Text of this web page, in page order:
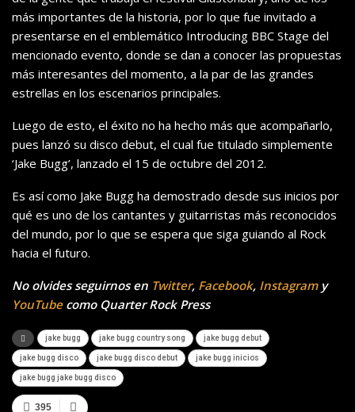
más importantes de la historia, por lo que fue invitado a
presentarse en el emblemático Introducing BBC Stage del
mencionado evento, donde se dan a conocer las propuestas
más interesantes del momento, a la par de las grandes
estrellas en los escenarios principales.
Luego de esto, el éxito no ha hecho más que acompañarlo,
pues lanzó su disco debut, el cual fue titulado simplemente
‘Jake Bugg’, lanzado el 15 de octubre del 2012.
Es así como Jake Bugg ha demostrado desde sus inicios por
qué es uno de los cantantes y guitarristas más reconocidos
del mundo, por lo que se espera que siga guiando al Rock
hacia el futuro.
No olvides seguirnos en Twitter, Facebook, Instagramy
YouTubecomo Quarter Rock Press
jake bugg jake bugg country song jake bugg debut
jake bugg disco jake bugg disco debut jake bugg inicios
jake bugg jake bugg disco
395